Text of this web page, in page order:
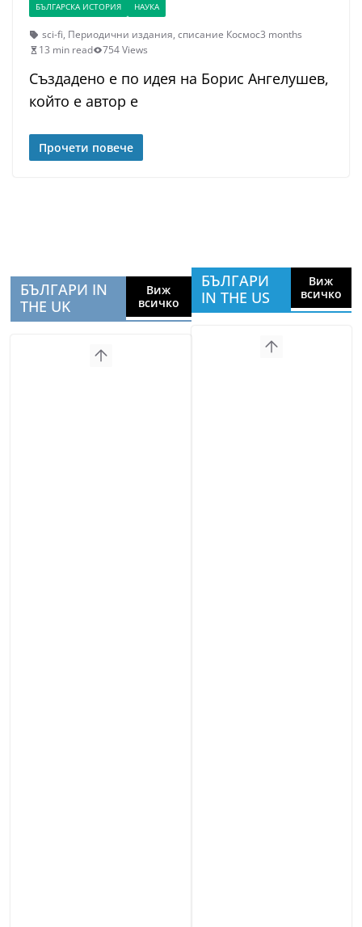
БЪЛГАРСКА ИСТОРИЯ НАУКА
sci-fi, Периодични издания, списание Космос3 months
13 min read
754 Views
Създадено е по идея на Борис Ангелушев,
който е автор е
Прочети повече
БЪЛГАРИ IN
THE UK
Виж
всичко
БЪЛГАРИ
IN THE US
Виж
всичко